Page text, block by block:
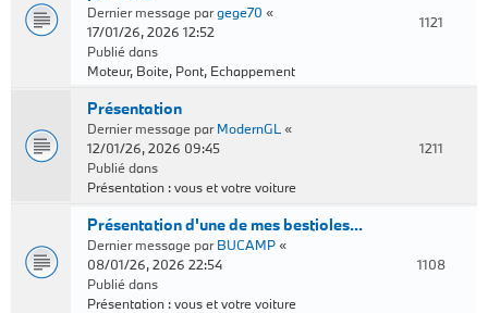
Dernier message pargege70 «
17/01/26, 2026 12:52
Publié dans
Moteur, Boite, Pont, Echappement
1121
Présentation
Dernier message parModernGL «
12/01/26, 2026 09:45
Publié dans
Présentation : vous et votre voiture
1211
Présentation d'une de mes bestioles...
Dernier message parBUCAMP«
08/01/26, 2026 22:54
Publié dans
Présentation : vous et votre voiture
1108